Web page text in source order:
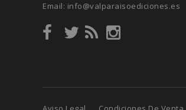
Email: info@valparaisoediciones.es